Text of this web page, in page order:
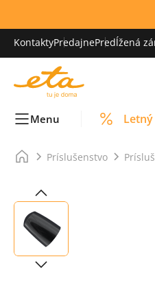
KontaktyPredajnePredĺžená
Menu Letný
Príslušenstvo